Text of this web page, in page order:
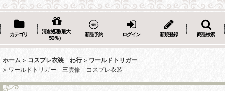
カテゴリ
清倉処理(最大
50％）
新品予約 ログイン 新規登録 商品検索
ホーム > コスプレ衣装 わ行 > ワールドトリガー
> ワールドトリガー 三雲修 コスプレ衣装